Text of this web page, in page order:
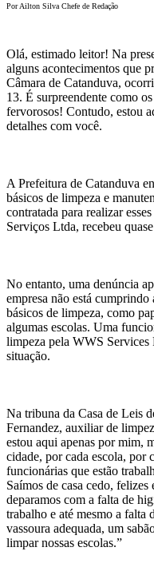
Por Ailton Silva Chefe de Redação
Olá, estimado leitor! Na
alguns acontecimentos que
Câmara de Catanduva,
13. É surpreendente como
fervorosos! Contudo, estou
detalhes com você.
A Prefeitura de Catanduva
básicos de limpeza e
contratada para realizar
Serviços Ltda, recebeu
No entanto, uma denúncia
empresa não está cumprindo
básicos de limpeza, como
algumas escolas. Uma
limpeza pela WWS Services
situação.
Na tribuna da Casa de Leis
Fernandez, auxiliar de
estou aqui apenas por mim,
cidade, por cada escola, por
funcionárias que estão
Saímos de casa cedo, felizes
deparamos com a falta de
trabalho e até mesmo a falta
vassoura adequada, um
limpar nossas escolas.”